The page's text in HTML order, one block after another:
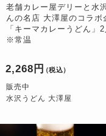
老舗カレー屋デリーと水
んの名店 大澤屋のコラボ
「キーマカレーうどん」
※常温
2,268円 （税込）
販売中
水沢うどん 大澤屋